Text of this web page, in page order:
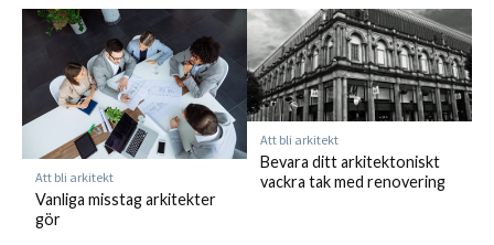
Att bli arkitekt
Vanliga misstag arkitekter
gör
Att bli arkitekt
Bevara ditt arkitektoniskt
vackra tak med renovering